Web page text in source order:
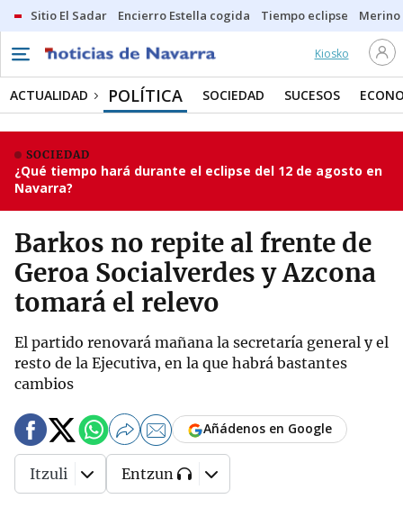
Sitio El Sadar Encierro Estella cogida Tiempo eclipse
Kiosko
ACTUALIDAD POLÍTICA SOCIEDAD SUCESOS
SOCIEDAD
¿Qué tiempo hará durante el eclipse del 12 de agosto en
Navarra?
Barkos no repite al frente de
Geroa Socialverdes y Azcona
tomará el relevo
El partido renovará mañana la secretaría general y el
resto de la Ejecutiva, en la que habrá bastantes
cambios
Añádenos en Google
Itzuli Entzun